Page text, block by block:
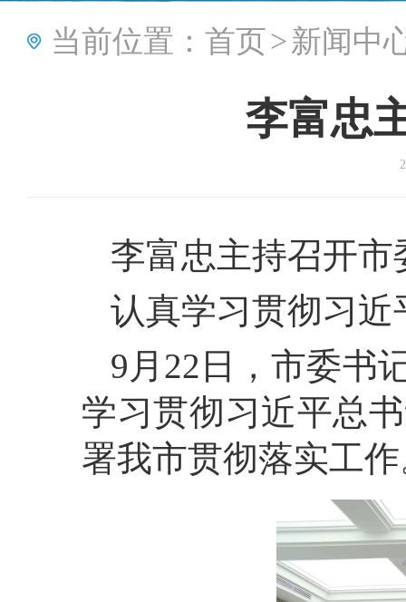
当前位置： 首页>新闻中
李富忠
李富忠主持召开市
认真学习贯彻习
9月22日，市委书
学习贯彻习近平总
署我市贯彻落实工